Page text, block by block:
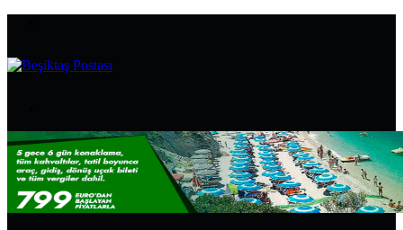
...